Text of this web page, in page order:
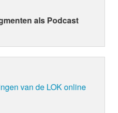
als Podcast
van de LOK online